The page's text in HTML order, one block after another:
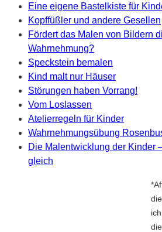
Eine eigene Bastelkiste für
Kopffüßler und andere Gesellen
Fördert das Malen von Bildern
Wahrnehmung?
Speckstein bemalen
Kind malt nur Häuser
Störungen haben Vorrang!
Vom Loslassen
Atelierregeln für Kinder
Wahrnehmungsübung
Die Malentwicklung der Kinder
gleich